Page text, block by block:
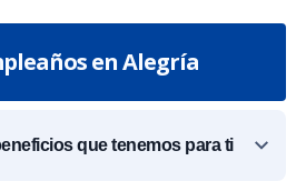
en Alegría
que tenemos para ti